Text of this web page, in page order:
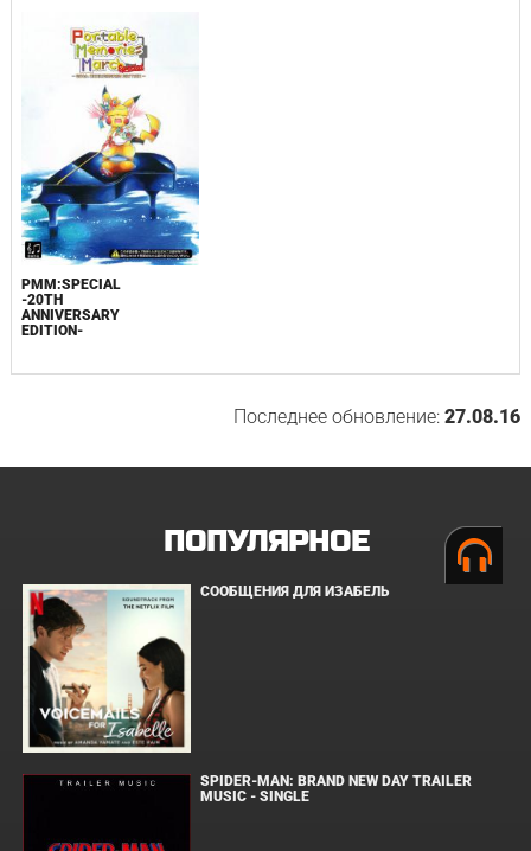
PMM:SPECIAL
-20TH
ANNIVERSARY
EDITION-
Последнее обновление:27.08.16
ПОПУЛЯРНОЕ
СООБЩЕНИЯ ДЛЯ ИЗАБЕЛЬ
SPIDER-MAN: BRAND NEW DAY TRAILER
MUSIC - SINGLE